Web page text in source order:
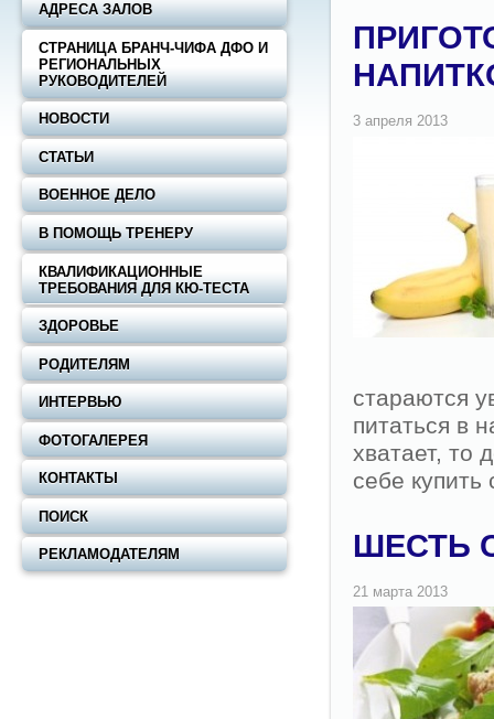
стараются
питаться в
хватает, то
себе
ШЕСТЬ
АДРЕСА ЗАЛОВ
СТРАНИЦА БРАНЧ-ЧИФА ДФО И
РЕГИОНАЛЬНЫХ
РУКОВОДИТЕЛЕЙ
НОВОСТИ
СТАТЬИ
ВОЕННОЕ ДЕЛО
В ПОМОЩЬ ТРЕНЕРУ
КВАЛИФИКАЦИОННЫЕ
ТРЕБОВАНИЯ ДЛЯ КЮ-ТЕСТА
ЗДОРОВЬЕ
РОДИТЕЛЯМ
ИНТЕРВЬЮ
ФОТОГАЛЕРЕЯ
КОНТАКТЫ
ПОИСК
РЕКЛАМОДАТЕЛЯМ